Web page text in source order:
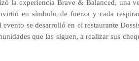
la experiencia Brave & Balanced, una
en símbolo de fuerza y cada
se desarrolló en el restaurante
que las siguen, a realizar sus